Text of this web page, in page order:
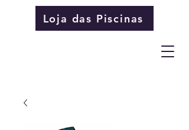
Loja das Piscinas